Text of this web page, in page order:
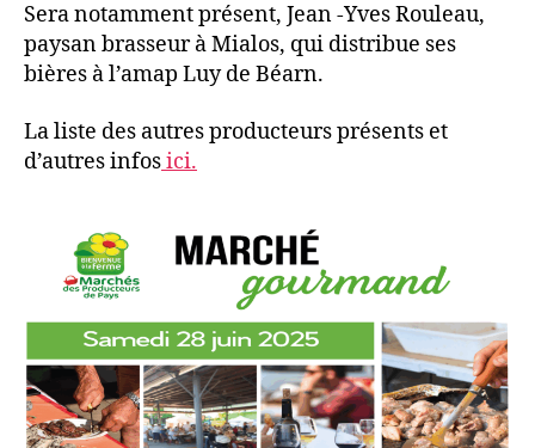
Sera notamment présent, Jean -Yves Rouleau,
paysan brasseur à Mialos, qui distribue ses
bières à l’amap Luy de Béarn.
La liste des autres producteurs présents et
d’autres infosici.